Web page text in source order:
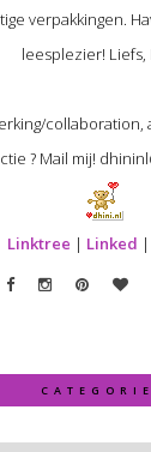
verpakkingen.
leesplezier! Liefs,
? Mail mij!
Linktree | Linked |